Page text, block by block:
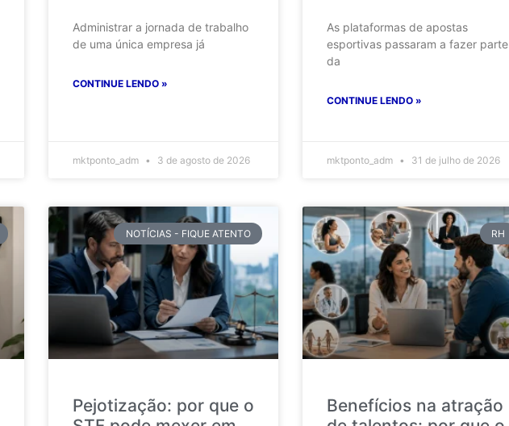
Administrar a jornada de trabalho
de uma única empresa já
CONTINUE LENDO »
mktponto_adm 3 de agosto de 2026
As plataformas de apostas
esportivas passaram a fazer parte
da
CONTINUE LENDO »
mktponto_adm 31 de julho de 2026
NOTÍCIAS - FIQUE ATENTO
Pejotização: por que o
RH
Benefícios na atração